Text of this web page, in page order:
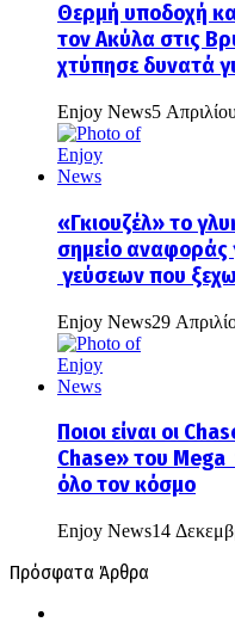
Θερμή υποδοχή
τον Ακύλα στις
χτύπησε δυνατά
Enjoy News5
«Γκιουζέλ» το
σημείο αναφοράς
γεύσεων που
Enjoy News29
Ποιοι είναι οι
Chase» του Mega
όλο τον κόσμο
Enjoy News14
Πρόσφατα Άρθρα